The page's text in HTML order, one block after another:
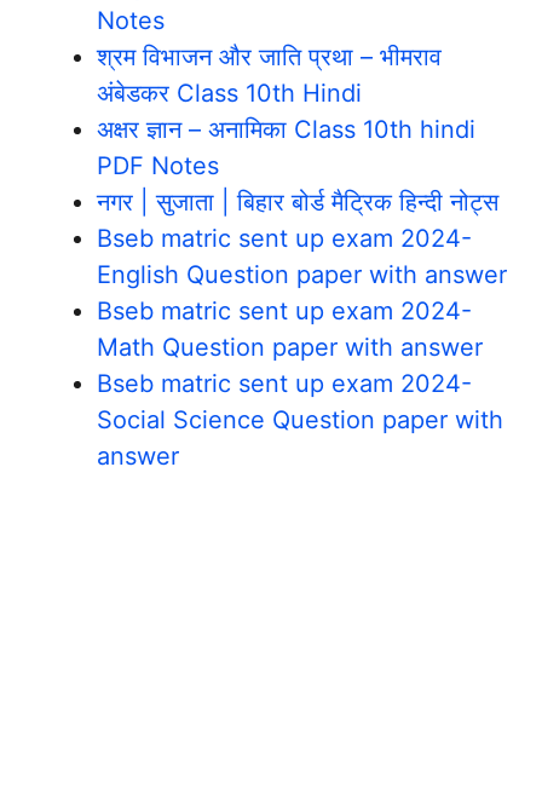
Notes
श्रम विभाजन और जाति प्रथा – भीमराव
अंबेडकर Class 10th Hindi
अक्षर ज्ञान – अनामिका Class 10th hindi
PDF Notes
नगर | सुजाता | बिहार बोर्ड मैट्रिक हिन्दी नोट्स
Bseb matric sent up exam 2024-
English Question paper with answer
Bseb matric sent up exam 2024-
Math Question paper with answer
Bseb matric sent up exam 2024-
Social Science Question paper with
answer